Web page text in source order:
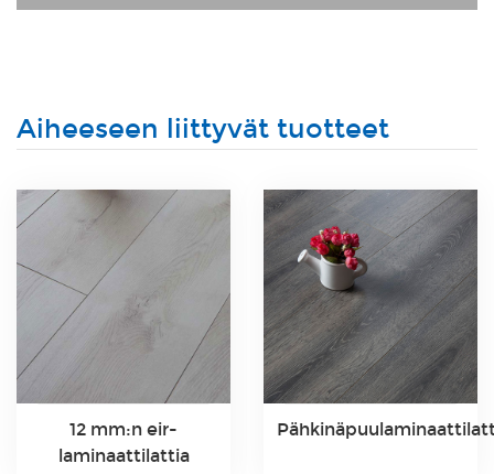
Aiheeseen liittyvät tuotteet
12 mm:n eir-
laminaattilattia